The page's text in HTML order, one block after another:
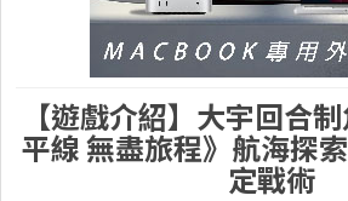
【遊戲介紹】大宇回合
平線 無盡旅程》航海探
定戰術